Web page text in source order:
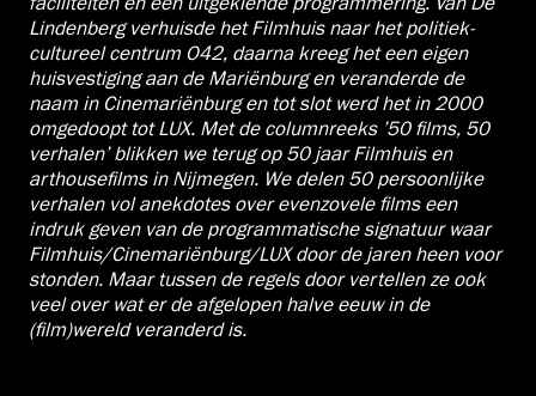
Lindenberg verhuisde het Filmhuis naar het politiek-
cultureel centrum O42, daarna kreeg het een eigen
huisvestiging aan de Mariënburg en veranderde de
naam in Cinemariënburg en tot slot werd het in 2000
omgedoopt tot LUX. Met de columnreeks ’50 films, 50
verhalen’ blikken we terug op 50 jaar Filmhuis en
arthousefilms in Nijmegen. We delen 50 persoonlijke
verhalen vol anekdotes over evenzovele films een
indruk geven van de programmatische signatuur waar
Filmhuis/Cinemariënburg/LUX door de jaren heen voor
stonden. Maar tussen de regels door vertellen ze ook
veel over wat er de afgelopen halve eeuw in de
(film)wereld veranderd is.